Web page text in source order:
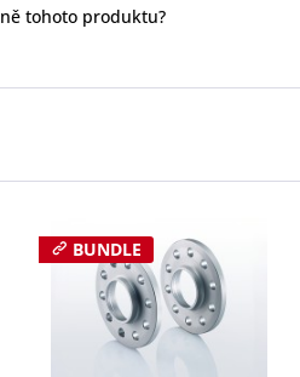
tohoto produktu?
BUNDLE